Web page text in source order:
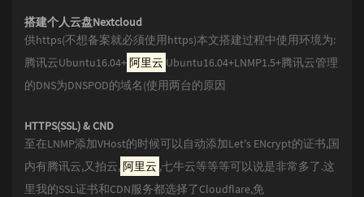
搭建个人云盘Nextcloud
供https(不想备案就必须使用https)本文搭建过程中使用环境为:
腾讯云Ubuntu16.04+阿里云 Ubuntu16.04+LNMP1.5+腾讯云管理
的DNS为DNSPOD的域名(使用两台的原因
HTTPS(SSL) & CND
至在LNMP添加VHost的时候可以自动添加Let's ENcrypt的证书,国
内有腾讯云,又拍云,阿里云 ,七牛云等等等可以说是非常多了.这
里我的SSL证书和CDN服务都选择了Cloudflare,免